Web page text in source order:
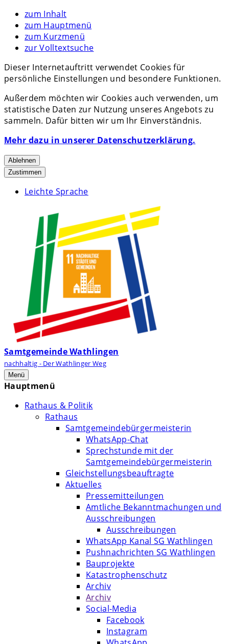
zum Inhalt
zum Hauptmenü
zum Kurzmenü
zur Volltextsuche
Dieser Internetauftritt verwendet Cookies für
persönliche Einstellungen und besondere Funktionen.
Außerdem möchten wir Cookies auch verwenden, um
statistische Daten zur Nutzung unseres Angebots zu
sammeln. Dafür bitten wir um Ihr Einverständnis.
Mehr dazu in unserer Datenschutzerklärung.
Ablehnen
Zustimmen
Leichte Sprache
Samtgemeinde Wathlingen
nachhaltig - Der Wathlinger Weg
Menü
Hauptmenü
Rathaus & Politik
Rathaus
Samtgemeindebürgermeisterin
WhatsApp-Chat
Sprechstunde mit der
Samtgemeindebürgermeisterin
Gleichstellungsbeauftragte
Aktuelles
Pressemitteilungen
Amtliche Bekanntmachungen und
Ausschreibungen
Ausschreibungen
WhatsApp Kanal SG Wathlingen
Pushnachrichten SG Wathlingen
Bauprojekte
Katastrophenschutz
Archiv
Archiv
Social-Media
Facebook
Instagram